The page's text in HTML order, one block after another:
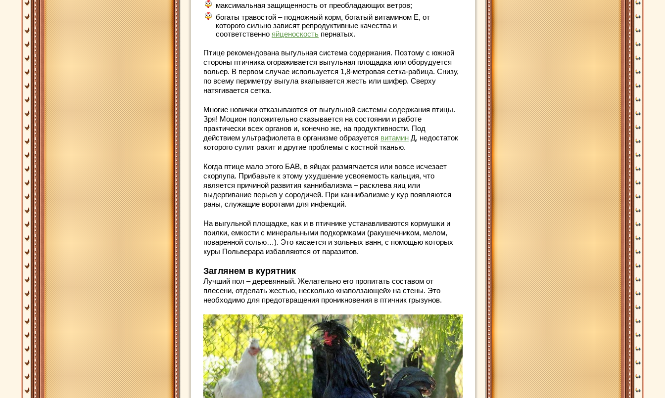
максимальная защищенность от преобладающих ветров;
богаты травостой – подножный корм, богатый витамином Е, от
которого сильно зависят репродуктивные качества и
соответственно яйценоскость пернатых.
Птице рекомендована выгульная система содержания. Поэтому с южной
стороны птичника огораживается выгульная площадка или оборудуется
вольер. В первом случае используется 1,8-метровая сетка-рабица. Снизу,
по всему периметру выгула вкапывается жесть или шифер. Сверху
натягивается сетка.
Многие новички отказываются от выгульной системы содержания птицы.
Зря! Моцион положительно сказывается на состоянии и работе
практически всех органов и, конечно же, на продуктивности. Под
действием ультрафиолета в организме образуется витамин Д, недостаток
которого сулит рахит и другие проблемы с костной тканью.
Когда птице мало этого БАВ, в яйцах размягчается или вовсе исчезает
скорлупа. Прибавьте к этому ухудшение усвояемость кальция, что
является причиной развития каннибализма – расклева яиц или
выдергивание перьев у сородичей. При каннибализме у кур появляются
раны, служащие воротами для инфекций.
На выгульной площадке, как и в птичнике устанавливаются кормушки и
поилки, емкости с минеральными подкормками (ракушечником, мелом,
поваренной солью…). Это касается и зольных ванн, с помощью которых
куры Польверара избавляются от паразитов.
Заглянем в курятник
Лучший пол – деревянный. Желательно его пропитать составом от
плесени, отделать жестью, несколько «наползающей» на стены. Это
необходимо для предотвращения проникновения в птичник грызунов.